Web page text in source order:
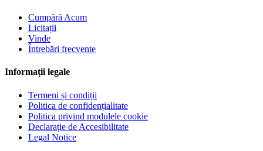
Cumpără Acum
Licitații
Vinde
Întrebări frecvente
Informații legale
Termeni și condiții
Politica de confidențialitate
Politica privind modulele cookie
Declarație de Accesibilitate
Legal Notice